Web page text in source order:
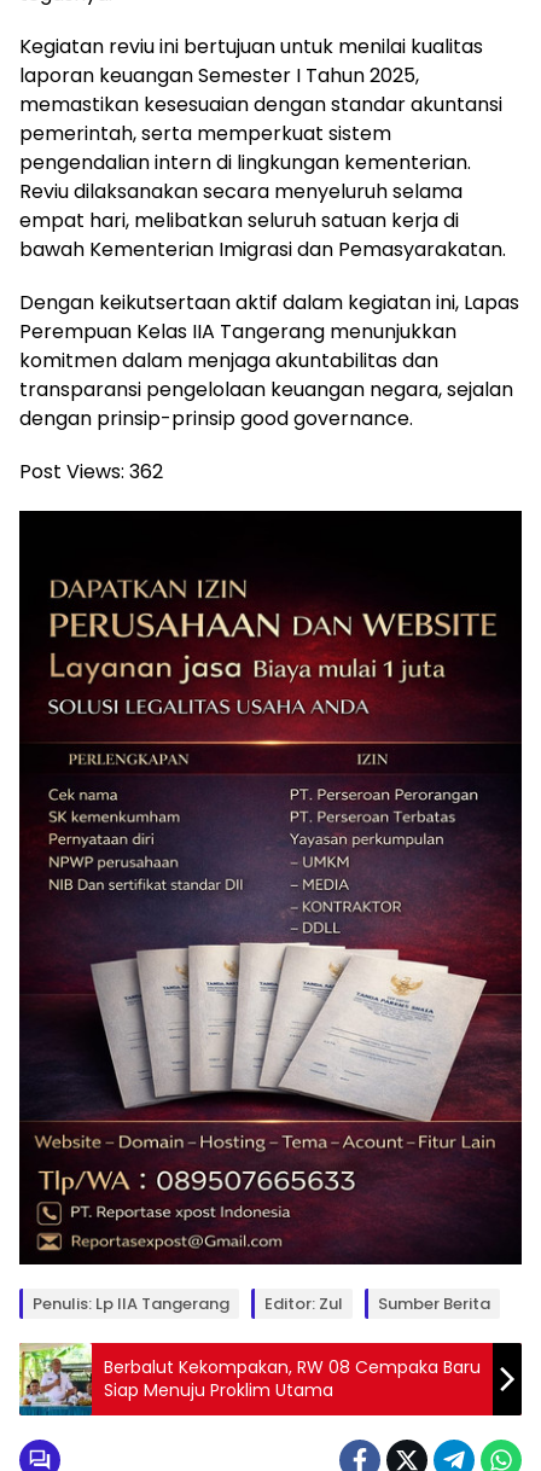
Kegiatan reviu ini bertujuan untuk menilai kualitas
laporan keuangan Semester I Tahun 2025,
memastikan kesesuaian dengan standar akuntansi
pemerintah, serta memperkuat sistem
pengendalian intern di lingkungan kementerian.
Reviu dilaksanakan secara menyeluruh selama
empat hari, melibatkan seluruh satuan kerja di
bawah Kementerian Imigrasi dan Pemasyarakatan.
Dengan keikutsertaan aktif dalam kegiatan ini, Lapas
Perempuan Kelas IIA Tangerang menunjukkan
komitmen dalam menjaga akuntabilitas dan
transparansi pengelolaan keuangan negara, sejalan
dengan prinsip-prinsip good governance.
Post Views: 362
Penulis: Lp IIA Tangerang Editor: Zul Sumber Berita
Berbalut Kekompakan, RW 08 Cempaka Baru
Siap Menuju Proklim Utama